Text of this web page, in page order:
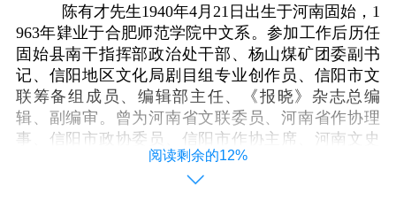
陈有才先生1940年4月21日出生于河南固始，1
963年肄业于合肥师范学院中文系。参加工作后历任
固始县南干指挥部政治处干部、杨山煤矿团委副书
记、信阳地区文化局剧目组专业创作员、信阳市文
联筹备组成员、编辑部主任、《报晓》杂志总编
辑、副编审。曾为河南省文联委员、河南省作协理
事、信阳市政协委员、信阳市作协主席、河南文史
馆馆员等，逝世前为信阳市作家协会名誉主席。
陈有才先生为信阳文学事业繁荣发展做出了突
阅读剩余的12%